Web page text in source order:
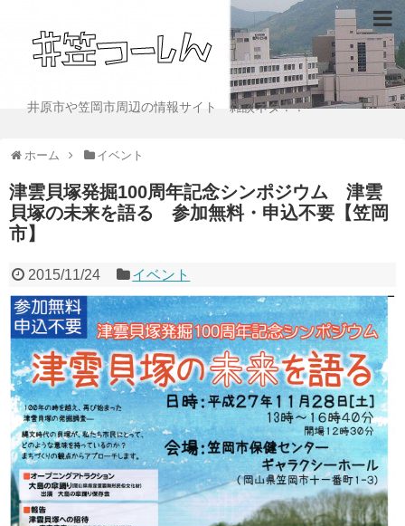
井原市や笠岡市周辺の情報サイト 雑談ネタ！！
ホーム イベント
津雲貝塚発掘100周年記念シンポジウム 津雲
貝塚の未来を語る 参加無料・申込不要【笠岡
市】
2015/11/24 イベント